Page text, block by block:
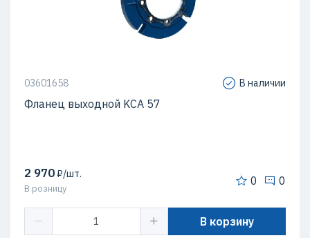
03601658 В наличии
Фланец выходной KCA 57
2 970₽/шт.
В розницу
0 0
В корзину